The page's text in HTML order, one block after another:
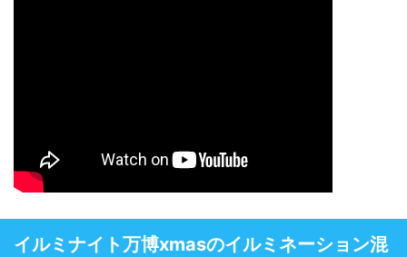
イルミナイト万博xmasのイルミネーション混